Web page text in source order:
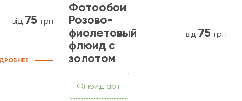
від 75 грн
Фотообои
Розово-
фиолетовый
флюид с
золотом
від 75 грн
Флюид арт